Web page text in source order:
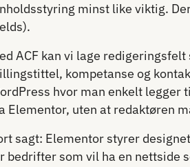
minst like viktig.
ACF kan vi lage
kompetanse og
hvor man enkelt legger
Elementor, uten at redaktøren
sagt: Elementor styrer
bedrifter som vil ha en nettside